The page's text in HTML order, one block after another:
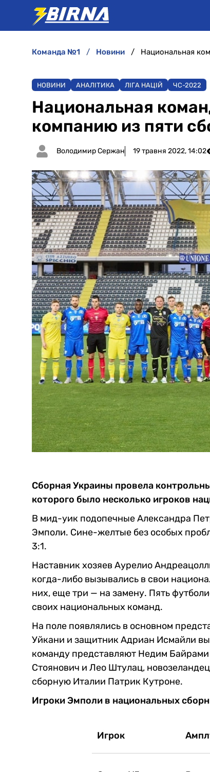
команда №1 новини Национальная
НОВИНИ АНАЛІТИКА ЛІГА НАЦІЙ ЧC-2022
Национальная
компанию из пяти
Володимир Сержан 19 травня 2022, 14:02
Сборная Украины провела
которого было несколько игроков
В мид-уик подопечные Александра
Эмполи. Сине-желтые без особых
3:1.
Наставник хозяев Аурелио
когда-либо вызывались в свои
них, еще три — на замену. Пять
своих национальных команд.
На поле появлялись в основном
Уйкани и защитник Адриан Исмайли
команду представляют Недим
Стоянович и Лео Штулац,
сборную Италии Патрик Кутроне.
Игроки Эмполи в национальных
Игрок